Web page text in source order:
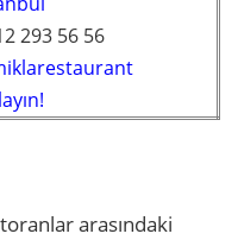
293 56 56
arasındaki